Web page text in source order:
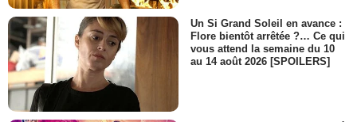
Un Si Grand Soleil en avance :
Flore bientôt arrêtée ?… Ce qui
vous attend la semaine du 10
au 14 août 2026 [SPOILERS]